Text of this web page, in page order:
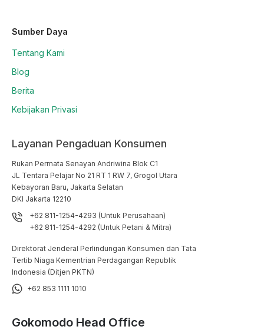
Sumber Daya
Tentang Kami
Blog
Berita
Kebijakan Privasi
Layanan Pengaduan Konsumen
Rukan Permata Senayan Andriwina Blok C1
JL Tentara Pelajar No 21 RT 1 RW 7, Grogol Utara
Kebayoran Baru, Jakarta Selatan
DKI Jakarta 12210
+62 811-1254-4293 (Untuk Perusahaan)
+62 811-1254-4292 (Untuk Petani & Mitra)
Direktorat Jenderal Perlindungan Konsumen dan Tata
Tertib Niaga Kementrian Perdagangan Republik
Indonesia (Ditjen PKTN)
+62 853 1111 1010
Gokomodo Head Office